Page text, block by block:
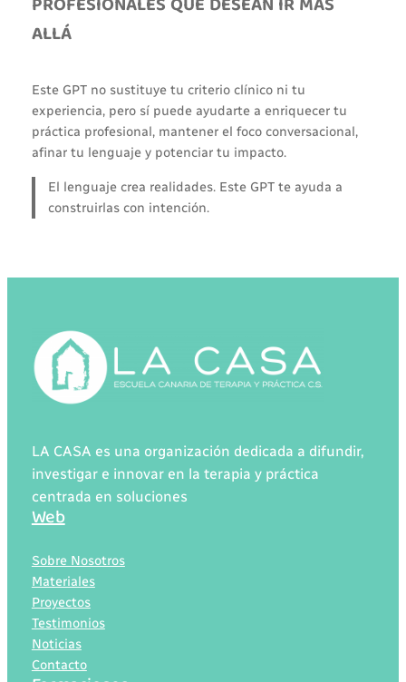
ALLÁ
Este GPT no sustituye tu criterio clínico ni tu
experiencia, pero sí puede ayudarte a enriquecer tu
práctica profesional, mantener el foco conversacional,
afinar tu lenguaje y potenciar tu impacto.
El lenguaje crea realidades. Este GPT te ayuda a
construirlas con intención.
LA CASA es una organización dedicada a difundir,
investigar e innovar en la terapia y práctica
centrada en soluciones
Web
Sobre Nosotros
Materiales
Proyectos
Testimonios
Noticias
Contacto